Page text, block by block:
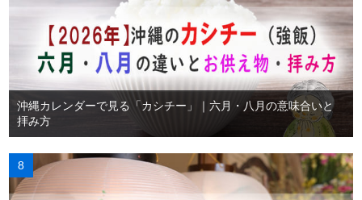
沖縄カレンダーで見る「カシチー」｜六月・八月の意味合いと
拝み方